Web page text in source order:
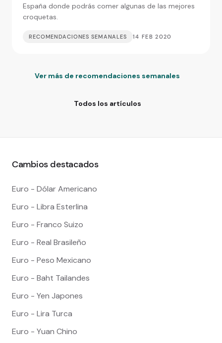
España donde podrás comer algunas de las mejores
croquetas.
RECOMENDACIONES SEMANALES 14 FEB 2020
Ver más de recomendaciones semanales
Todos los artículos
Cambios destacados
Euro - Dólar Americano
Euro - Libra Esterlina
Euro - Franco Suizo
Euro - Real Brasileño
Euro - Peso Mexicano
Euro - Baht Tailandes
Euro - Yen Japones
Euro - Lira Turca
Euro - Yuan Chino